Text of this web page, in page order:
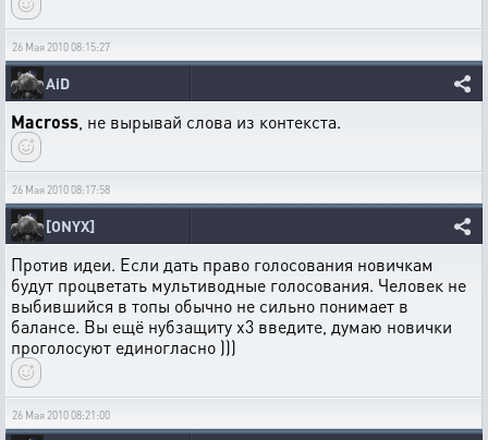
26 Мая 2010 08:15:27
AiD
Macross , не вырывай слова из контекста.
26 Мая 2010 08:17:58
[ONYX]
Против идеи. Если дать право голосования новичкам
будут процветать мультиводные голосования. Человек не
выбившийся в топы обычно не сильно понимает в
балансе. Вы ещё нубзащиту х3 введите, думаю новички
проголосуют единогласно )))
26 Мая 2010 08:21:00